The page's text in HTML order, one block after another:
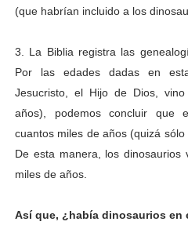
(que habrían incluido a los
3. La Biblia registra las
Por las edades dadas en
Jesucristo, el Hijo de Dios,
años), podemos concluir que
cuantos miles de años (quizá
De esta manera, los dinosaurios
miles de años.
Así que, ¿había dinosaurios en